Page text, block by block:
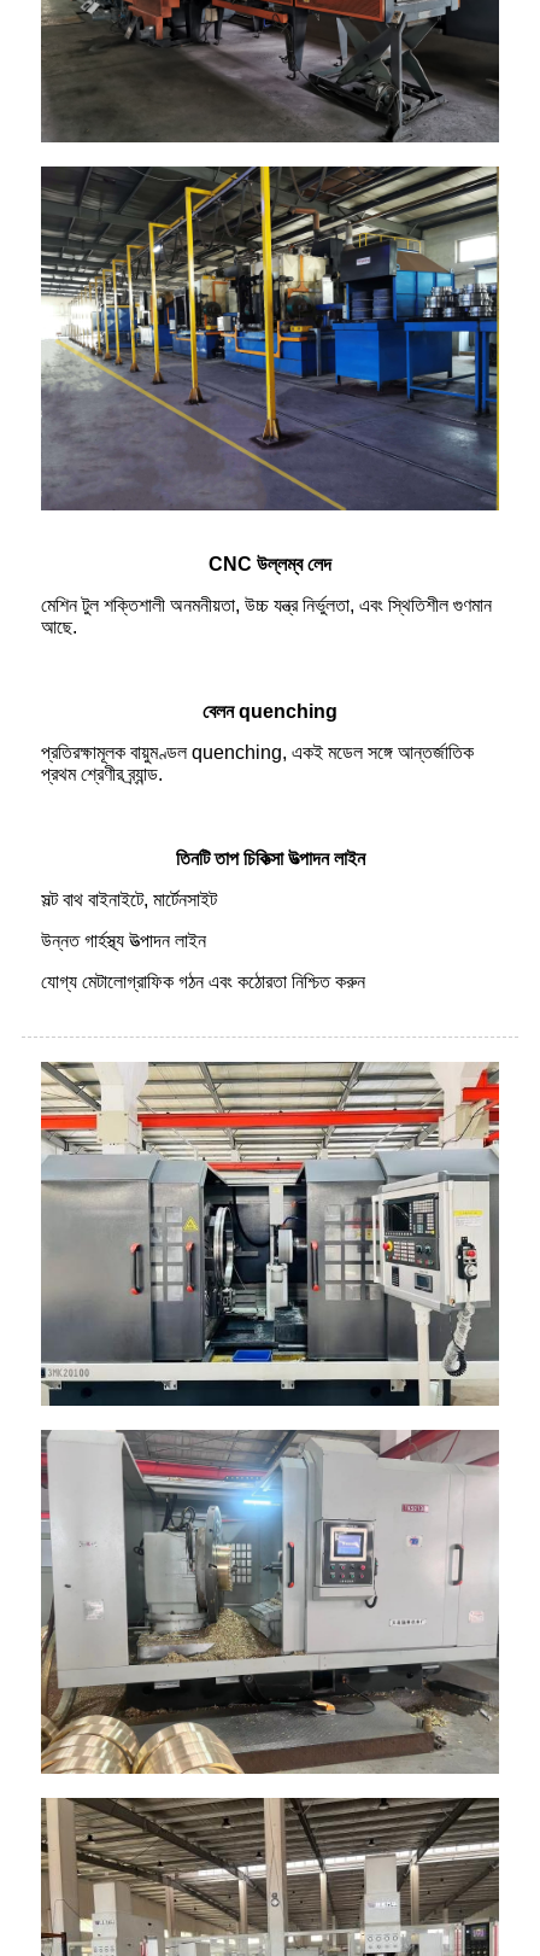
CNC উল্লম্ব লেদ
মেশিন টুল শক্তিশালী অনমনীয়তা, উচ্চ যন্ত্র নির্ভুলতা, এবং স্থিতিশীল গুণমান
আছে.
বেলন quenching
প্রতিরক্ষামূলক বায়ুমণ্ডল quenching, একই মডেল সঙ্গে আন্তর্জাতিক
প্রথম শ্রেণীর ব্র্যান্ড.
তিনটি তাপ চিকিত্সা উত্পাদন লাইন
সল্ট বাথ বাইনাইটে, মার্টেনসাইট
উন্নত গার্হস্থ্য উত্পাদন লাইন
যোগ্য মেটালোগ্রাফিক গঠন এবং কঠোরতা নিশ্চিত করুন